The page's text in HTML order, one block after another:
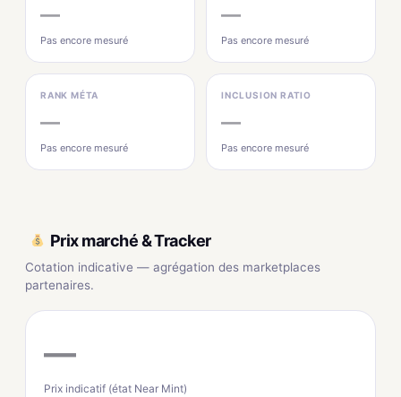
—
Pas encore mesuré
—
Pas encore mesuré
RANK MÉTA
—
Pas encore mesuré
INCLUSION RATIO
—
Pas encore mesuré
Prix marché & Tracker
Cotation indicative — agrégation des marketplaces
partenaires.
—
Prix indicatif (état Near Mint)